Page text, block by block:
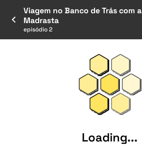
Viagem no Banco de Trás com a
Madrasta
episódio 2
Loading...